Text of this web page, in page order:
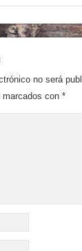
no será
marcados con*